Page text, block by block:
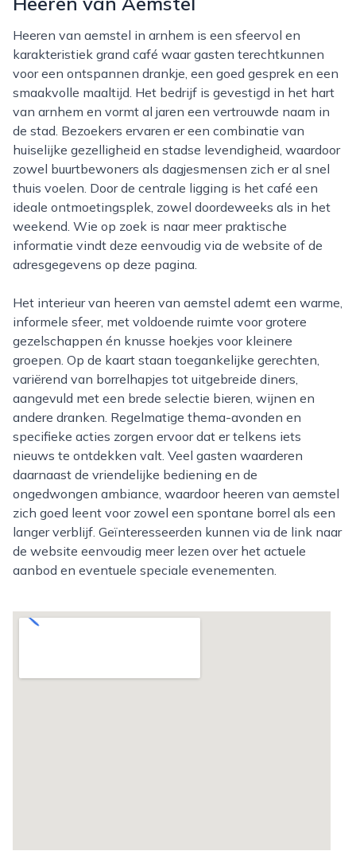
Heeren van aemstel in arnhem is een sfeervol en
karakteristiek grand café waar gasten terechtkunnen
voor een ontspannen drankje, een goed gesprek en een
smaakvolle maaltijd. Het bedrijf is gevestigd in het hart
van arnhem en vormt al jaren een vertrouwde naam in
de stad. Bezoekers ervaren er een combinatie van
huiselijke gezelligheid en stadse levendigheid, waardoor
zowel buurtbewoners als dagjesmensen zich er al snel
thuis voelen. Door de centrale ligging is het café een
ideale ontmoetingsplek, zowel doordeweeks als in het
weekend. Wie op zoek is naar meer praktische
informatie vindt deze eenvoudig via de website of de
adresgegevens op deze pagina.
Het interieur van heeren van aemstel ademt een warme,
informele sfeer, met voldoende ruimte voor grotere
gezelschappen én knusse hoekjes voor kleinere
groepen. Op de kaart staan toegankelijke gerechten,
variërend van borrelhapjes tot uitgebreide diners,
aangevuld met een brede selectie bieren, wijnen en
andere dranken. Regelmatige thema-avonden en
specifieke acties zorgen ervoor dat er telkens iets
nieuws te ontdekken valt. Veel gasten waarderen
daarnaast de vriendelijke bediening en de
ongedwongen ambiance, waardoor heeren van aemstel
zich goed leent voor zowel een spontane borrel als een
langer verblijf. Geïnteresseerden kunnen via de link naar
de website eenvoudig meer lezen over het actuele
aanbod en eventuele speciale evenementen.